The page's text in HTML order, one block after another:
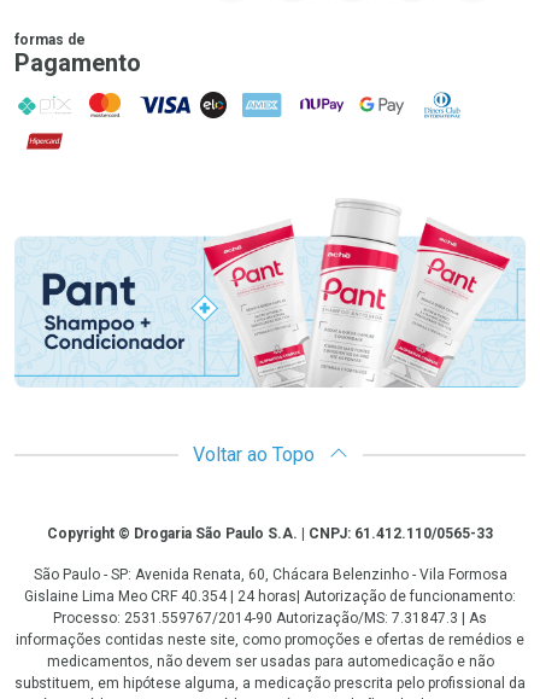
formas de
Pagamento
PIX MasterCard
VISA ELO AMEX NuPay Google PayDiners Club
Hipercard
Promoção em Destaque
Voltar ao Topo
CopyrightCopyright © Drogaria São Paulo S.A. | CNPJ: 61.412.110/0565-33
São Paulo - SP: Avenida Renata, 60, Chácara Belenzinho - Vila Formosa
Gislaine Lima Meo CRF 40.354 | 24 horas| Autorização de funcionamento:
Processo: 2531.559767/2014-90 Autorização/MS: 7.31847.3 | As
informações contidas neste site, como promoções e ofertas de remédios e
medicamentos, não devem ser usadas para automedicação e não
substituem, em hipótese alguma, a medicação prescrita pelo profissional da